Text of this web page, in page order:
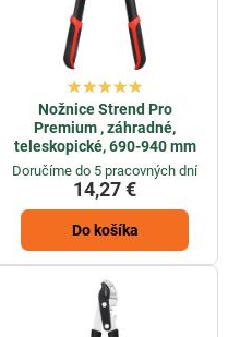
Nožnice Strend Pro
Premium , záhradné,
teleskopické, 690-940 mm
Doručíme do 5 pracovných dní
14,27 €
Do košíka